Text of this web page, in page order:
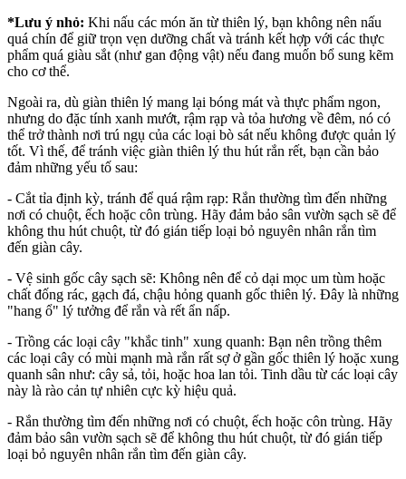
*Lưu ý nhỏ: Khi nấu các món ăn từ thiên lý, bạn không nên nấu
quá chín để giữ trọn vẹn dưỡng chất và tránh kết hợp với các thực
phẩm quá giàu sắt (như gan động vật) nếu đang muốn bổ sung kẽm
cho cơ thể.
Ngoài ra, dù giàn thiên lý mang lại bóng mát và thực phẩm ngon,
nhưng do đặc tính xanh mướt, rậm rạp và tỏa hương về đêm, nó có
thể trở thành nơi trú ngụ của các loại bò sát nếu không được quản lý
tốt. Vì thế, để tránh việc giàn thiên lý thu hút rắn rết, bạn cần bảo
đảm những yếu tố sau:
- Cắt tỉa định kỳ, tránh để quá rậm rạp: Rắn thường tìm đến những
nơi có chuột, ếch hoặc côn trùng. Hãy đảm bảo sân vườn sạch sẽ để
không thu hút chuột, từ đó gián tiếp loại bỏ nguyên nhân rắn tìm
đến giàn cây.
- Vệ sinh gốc cây sạch sẽ: Không nên để cỏ dại mọc um tùm hoặc
chất đống rác, gạch đá, chậu hỏng quanh gốc thiên lý. Đây là những
"hang ổ" lý tưởng để rắn và rết ẩn nấp.
- Trồng các loại cây "khắc tinh" xung quanh: Bạn nên trồng thêm
các loại cây có mùi mạnh mà rắn rất sợ ở gần gốc thiên lý hoặc xung
quanh sân như: cây sả, tỏi, hoặc hoa lan tỏi. Tinh dầu từ các loại cây
này là rào cản tự nhiên cực kỳ hiệu quả.
- Rắn thường tìm đến những nơi có chuột, ếch hoặc côn trùng. Hãy
đảm bảo sân vườn sạch sẽ để không thu hút chuột, từ đó gián tiếp
loại bỏ nguyên nhân rắn tìm đến giàn cây.